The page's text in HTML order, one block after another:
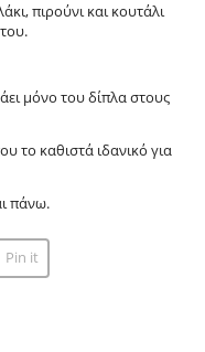
πιρούνι και κουτάλι
μόνο του δίπλα στους
το καθιστά ιδανικό για
πάνω.
Pin it